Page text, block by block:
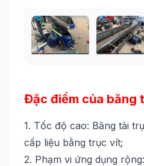
Đặc điểm của băng
1. Tốc độ cao: Băng tải
cấp liệu bằng trục vít;
2. Phạm vi ứng dụng